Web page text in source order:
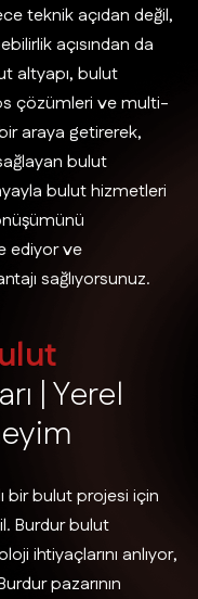
teknik açıdan değil,
açısından da
altyapı, bulut
çözümleri ve multi-
araya getirerek,
bulut
bulut hizmetleri
ediyor ve
sağlıyorsunuz.
ulut
arı |Yerel
eyim
bir bulut projesi için
Burdur bulut
ihtiyaçlarını anlıyor,
pazarının